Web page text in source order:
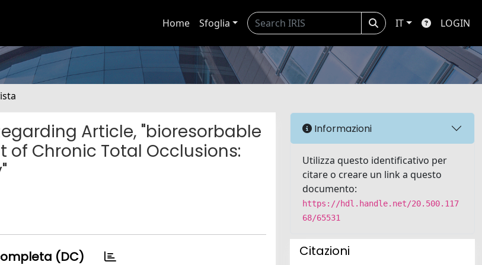
Home Sfoglia IT LOGIN
Article, "bioresorbable
Chronic Total Occlusions:
(DC)
Informazioni
Utilizza questo identificativo per
citare o creare un link a questo
documento:
https://hdl.handle.net/20.500.117
68/65531
Citazioni